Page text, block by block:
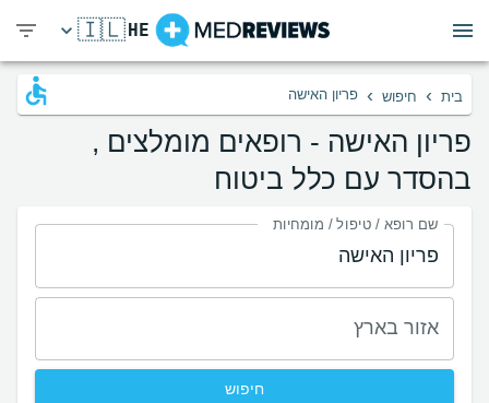
HE
🇮🇱
בית › חיפוש › פריון האישה
פריון האישה - רופאים מומלצים ,
בהסדר עם כלל ביטוח
שם רופא / טיפול / מומחיות
אזור בארץ
חיפוש